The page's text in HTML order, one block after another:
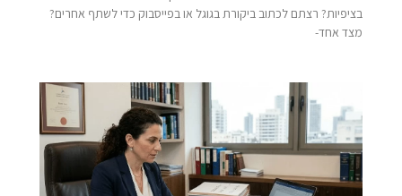
בציפיות? רצתם לכתוב ביקורת בגוגל או בפייסבוק כדי לשתף אחרים?
מצד אחד-